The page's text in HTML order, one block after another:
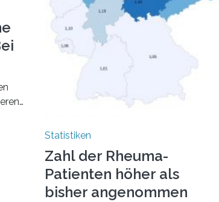
Statistiken
Zahl der Rheuma-
Patienten höher als
bisher angenommen